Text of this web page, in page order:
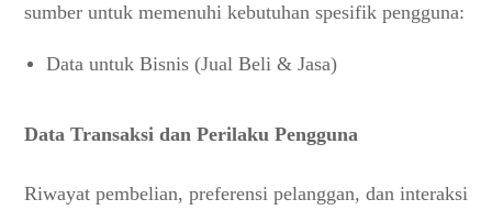
sumber untuk memenuhi kebutuhan spesifik pengguna:
Data untuk Bisnis (Jual Beli & Jasa)
Data Transaksi dan Perilaku Pengguna
Riwayat pembelian, preferensi pelanggan, dan interaksi